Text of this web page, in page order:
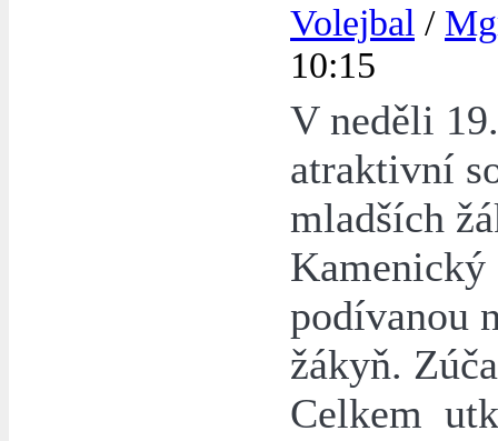
Volejbal /
10:15
V neděli
atraktivní
mladších
Kamenický
podívanou
žákyň.
Celkem